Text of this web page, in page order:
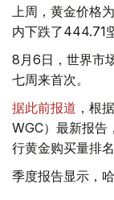
上周，黄金价格
内下跌了444.71
8月6日，世界市
七周来首次。
据此前报道 ，根
WGC）最新报告
行黄金购买量排
季度报告显示，